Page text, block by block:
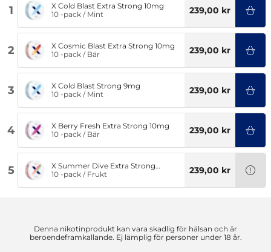
1
X Cold Blast Extra Strong 10mg
10 -pack / Mint 239,00 kr
2
X Cosmic Blast Extra Strong 10mg
10 -pack / Bär 239,00 kr
3
X Cold Blast Strong 9mg
10 -pack / Mint 239,00 kr
4
X Berry Fresh Extra Strong 10mg
10 -pack / Bär 239,00 kr
5
X Summer Dive Extra Strong
9,6mg
10 -pack / Frukt 239,00 kr
Denna nikotinprodukt kan vara skadlig för hälsan och är
beroendeframkallande. Ej lämplig för personer under 18 år.